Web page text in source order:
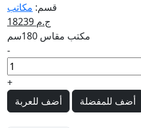
قسم: مكاتب
18239 ج.م
مكتب مقاس 180سم
-
+
أضف للعربة
أضف للمفضلة